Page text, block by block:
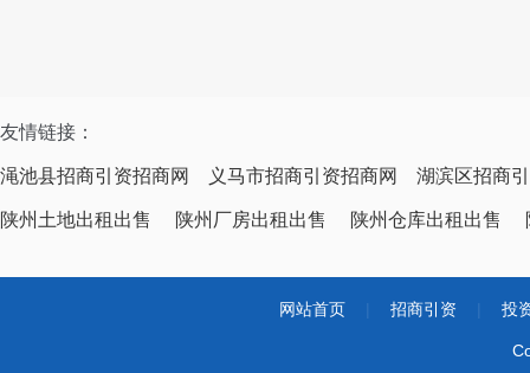
友情链接：
渑池县招商引资招商网 义马市招商引资招商网 湖滨区招商
陕州土地出租出售 陕州厂房出租出售 陕州仓库出租出售
网站首页 招商引资 投